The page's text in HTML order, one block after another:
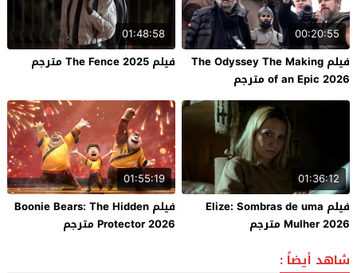
00:20:55
فيلم The Odyssey The Making
of an Epic 2026 مترجم
01:48:58
فيلم The Fence 2025 مترجم
01:36:12
فيلم Elize: Sombras de uma
Mulher 2026 مترجم
01:55:19
فيلم Boonie Bears: The Hidden
Protector 2026 مترجم
شاهد أيضاً :